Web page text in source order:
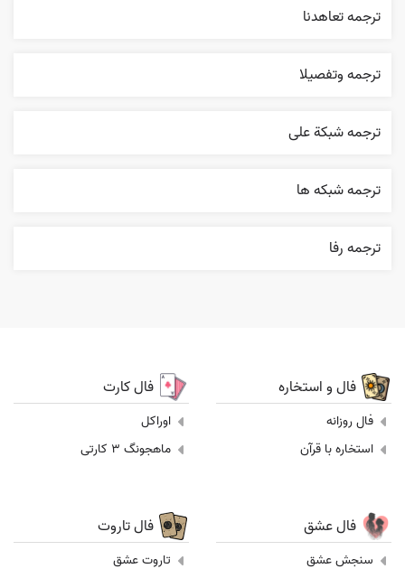
ترجمه تعاهدنا
ترجمه وتفصيلا
ترجمه شبکة علی
ترجمه شبکه ها
ترجمه رفا
فال و استخاره
فال روزانه
استخاره با قرآن
فال کارت
اوراکل
ماهجونگ 3 کارتی
فال عشق
سنجش عشق
فال تاروت
تاروت عشق